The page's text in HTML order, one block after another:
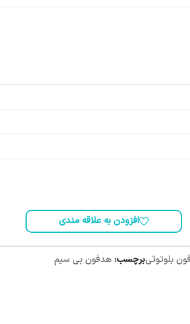
افزودن به علاقه مندی
بلوتوثیبرچسب: هدفون بی سیم